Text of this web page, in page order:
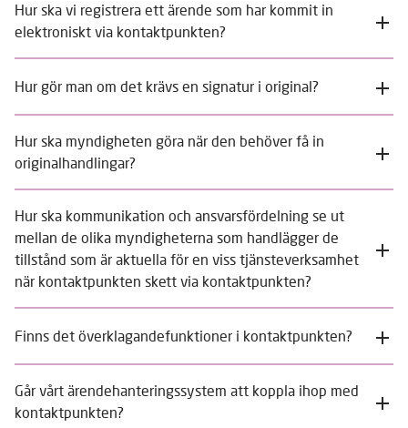
Hur ska vi registrera ett ärende som har kommit in
elektroniskt via kontaktpunkten?
Hur gör man om det krävs en signatur i original?
Hur ska myndigheten göra när den behöver få in
originalhandlingar?
Hur ska kommunikation och ansvarsfördelning se ut
mellan de olika myndigheterna som handlägger de
tillstånd som är aktuella för en viss tjänsteverksamhet
när kontaktpunkten skett via kontaktpunkten?
Finns det överklagandefunktioner i kontaktpunkten?
Går vårt ärendehanteringssystem att koppla ihop med
kontaktpunkten?